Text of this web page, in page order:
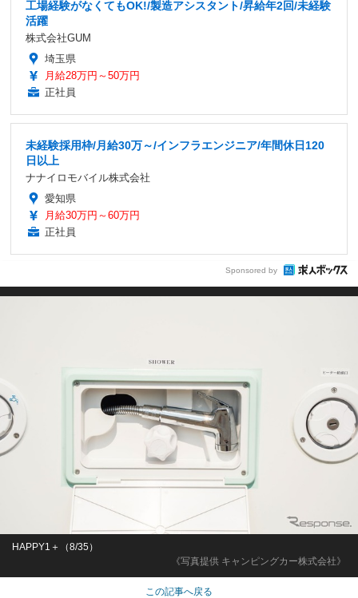
工場経験がなくてもOK!/製造アシスタント/昇給年2回/未経験
活躍
株式会社GUM
埼玉県
月給28万円～50万円
正社員
未経験採用枠/月給30万～/インフラエンジニア/年間休日120
日以上
ナナイロモバイル株式会社
愛知県
月給30万円～60万円
正社員
Sponsored by
《写真提供 キャンピングカー株式会社》
HAPPY1＋（8/35）
この記事へ戻る